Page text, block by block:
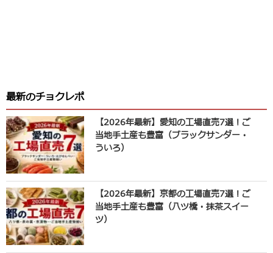
最新のチョクレポ
【2026年最新】愛知の工場直売7選！ご
当地手土産も豊富（ブラックサンダー・
ういろ）
【2026年最新】京都の工場直売7選！ご
当地手土産も豊富（八ツ橋・抹茶スイー
ツ）